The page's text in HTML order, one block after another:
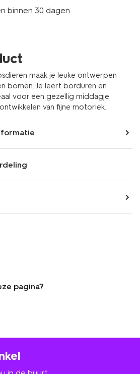
binnen 30 dagen
maak je leuke ontwerpen
bomen. Je leert borduren en
voor een gezellig middagje
van fijne motoriek.
pagina?